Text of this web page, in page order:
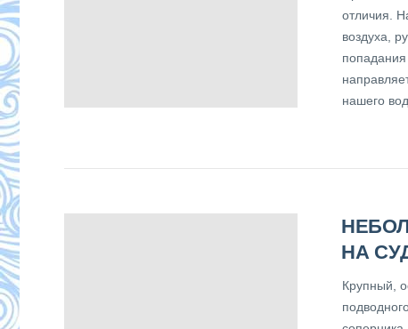
отличия.
воздуха,
нашего
НА
Крупный,